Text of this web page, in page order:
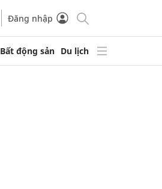
Đăng nhập
Bất động sản Du lịch